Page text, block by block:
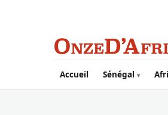
Aller au contenu principal
Accueil Sénégal